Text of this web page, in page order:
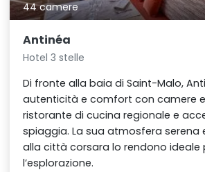
44 camere
Antinéa
Hotel 3 stelle
Di fronte alla baia di Saint-Malo,
autenticità e comfort con camere
ristorante di cucina regionale e
spiaggia. La sua atmosfera serena
alla città corsara lo rendono ideale
l’esplorazione.